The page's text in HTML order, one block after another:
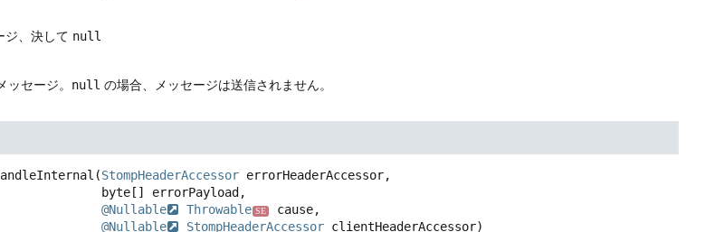
、決して null
セージ。 null の場合、メッセージは送信されません。
(StompHeaderAccessor errorHeaderAccessor,
@Nullable
Throwable SE
cause,
@Nullable
StompHeaderAccessor clientHeaderAccessor)